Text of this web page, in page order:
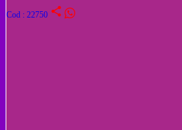
Cod : 22750 share